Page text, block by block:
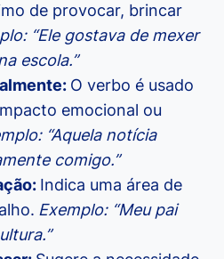
de provocar, brincar
“Ele gostava de mexer
escola.”
O verbo é usado
emocional ou
“Aquela notícia
comigo.”
Indica uma área de
Exemplo: “Meu pai